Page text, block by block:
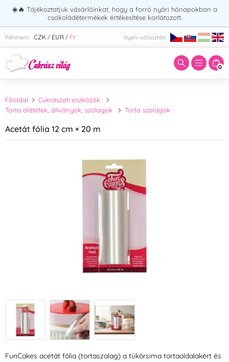
☀️🔥 Tájékoztatjuk vásárlóinkat, hogy a forró nyári hónapokban a
csokoládétermékek értékesítése korlátozott.
Pénznem: CZK / EUR / Ft Nyelv választás:
0
Adja meg a keresett kifejezést:
Főoldal
Cukrászati eszközök
Torta alátétek, állványok, szalagok
Torta szalagok
Acetát fólia 12 cm × 20 m
FunCakes acetát fólia (tortaszalag) a tükörsima tortaoldalakért és